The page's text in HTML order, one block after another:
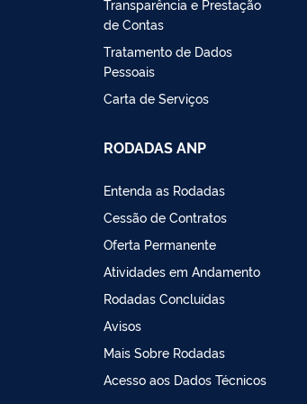
Transparência e Prestação
de Contas
Tratamento de Dados
Pessoais
Carta de Serviços
RODADAS ANP
Entenda as Rodadas
Cessão de Contratos
Oferta Permanente
Atividades em Andamento
Rodadas Concluídas
Avisos
Mais Sobre Rodadas
Acesso aos Dados Técnicos